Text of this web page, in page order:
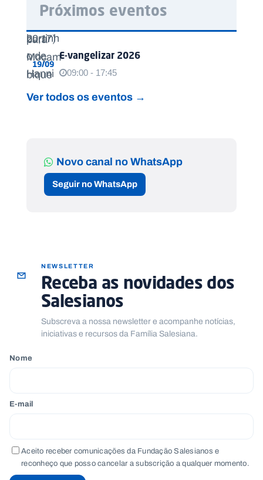
Próximos eventos
19/09
E-vangelizar 2026
09:00 - 17:45
Ver todos os eventos →
Novo canal no WhatsApp
Seguir no WhatsApp
NEWSLETTER
Receba as novidades dos
Salesianos
Subscreva a nossa newsletter e acompanhe notícias,
iniciativas e recursos da Família Salesiana.
Nome
E-mail
Aceito receber comunicações da Fundação Salesianos e
reconheço que posso cancelar a subscrição a qualquer momento.